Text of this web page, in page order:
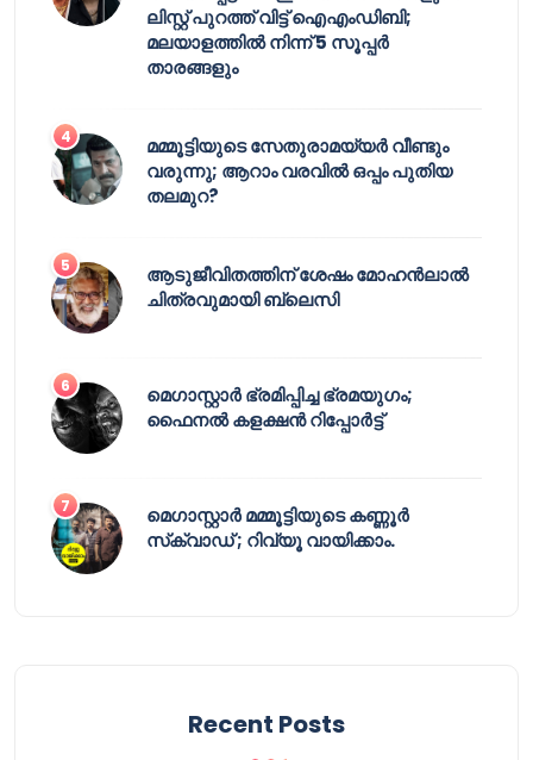
ലിസ്റ്റ് പുറത്ത് വിട്ട് ഐഎംഡിബി;
മലയാളത്തിൽ നിന്ന് 5 സൂപ്പർ
താരങ്ങളും
മമ്മൂട്ടിയുടെ സേതുരാമയ്യർ വീണ്ടും
വരുന്നു; ആറാം വരവിൽ ഒപ്പം പുതിയ
തലമുറ?
ആടുജീവിതത്തിന് ശേഷം മോഹൻലാൽ
ചിത്രവുമായി ബ്ലെസി
മെഗാസ്റ്റാർ ഭ്രമിപ്പിച്ച ഭ്രമയുഗം;
ഫൈനൽ കളക്ഷൻ റിപ്പോർട്ട്
മെഗാസ്റ്റാർ മമ്മൂട്ടിയുടെ കണ്ണൂർ
സ്‌ക്വാഡ് ; റിവ്യൂ വായിക്കാം.
Recent Posts